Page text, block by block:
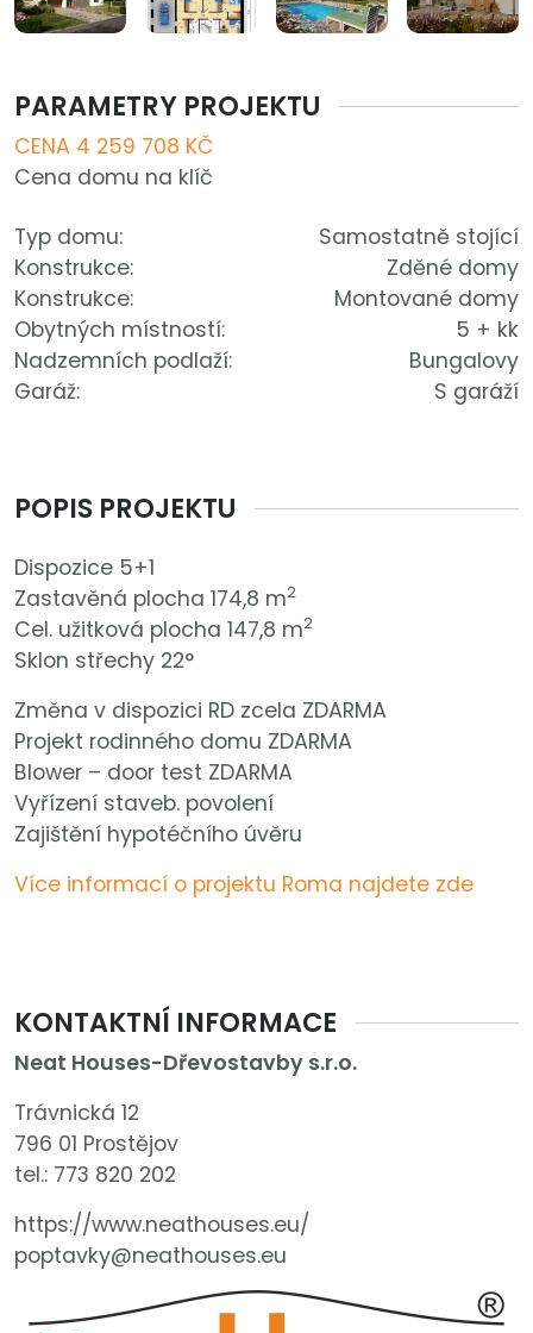
PARAMETRY PROJEKTU
CENA 4 259 708 KČ
Cena domu na klíč
Typ domu:
Samostatně stojící
Konstrukce:
Zděné domy
Konstrukce:
Montované domy
Obytných místností:
5 + kk
Nadzemních podlaží:
Bungalovy
Garáž:
S garáží
POPIS PROJEKTU
Dispozice 5+1
Zastavěná plocha 174,8 m2
Cel. užitková plocha 147,8 m2
Sklon střechy 22°
Změna v dispozici RD zcela ZDARMA
Projekt rodinného domu ZDARMA
Blower – door test ZDARMA
Vyřízení staveb. povolení
Zajištění hypotéčního úvěru
Více informací o projektu Roma najdete zde
KONTAKTNÍ INFORMACE
Neat Houses-Dřevostavby s.r.o.
Trávnická 12
796 01 Prostějov
tel.: 773 820 202
https://www.neathouses.eu/
poptavky@neathouses.eu